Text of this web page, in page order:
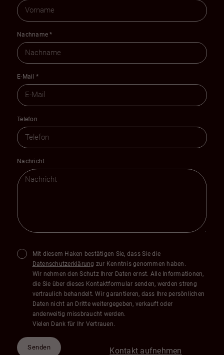
Kontakt aufnehmen
Nachname*
E-Mail *
Telefon
Nachricht
Mit diesem Haken bestätigen Sie, dass Sie die
Datenschutzerklärung zur Kenntnis genommen haben.
Wir nehmen den Schutz Ihrer Daten ernst. Alle Informationen,
die Sie über dieses Kontaktformular senden, werden streng
vertraulich behandelt. Wir garantieren, dass Ihre persönlichen
Daten nicht an Dritte weitergegeben, verkauft oder
anderweitig missbraucht werden.
Vielen Dank für Ihr Vertrauen.
Senden